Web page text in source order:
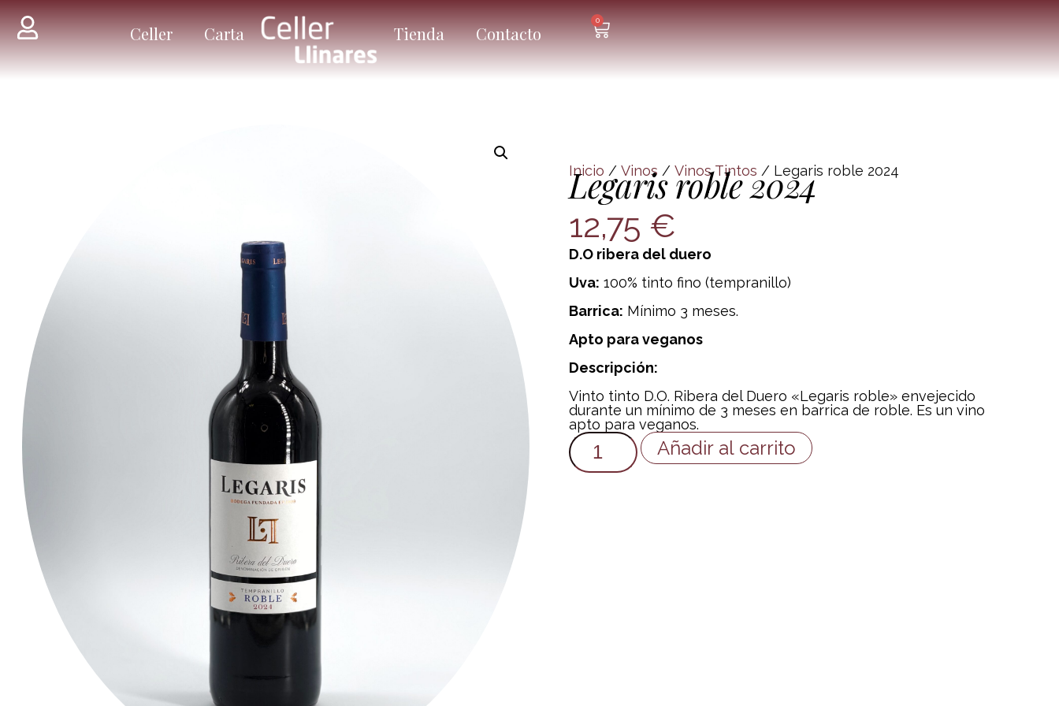
Celler Carta Tienda Contacto
0
Inicio / Vinos / Vinos Tintos / Legaris roble 2024
Legaris roble 2024
12,75 €
D.O ribera del duero
Uva: 100% tinto fino (tempranillo)
Barrica: Mínimo 3 meses.
Apto para veganos
Descripción:
Vinto tinto D.O. Ribera del Duero «Legaris roble» envejecido
durante un mínimo de 3 meses en barrica de roble. Es un vino
apto para veganos.
Añadir al carrito